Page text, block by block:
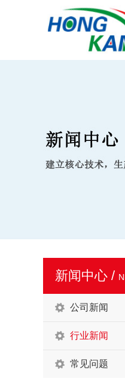
新闻中心 /
公司新闻
行业新闻
常见问题